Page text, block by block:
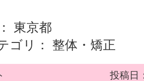
東京都
ゴリ：
整体・矯正
投稿日